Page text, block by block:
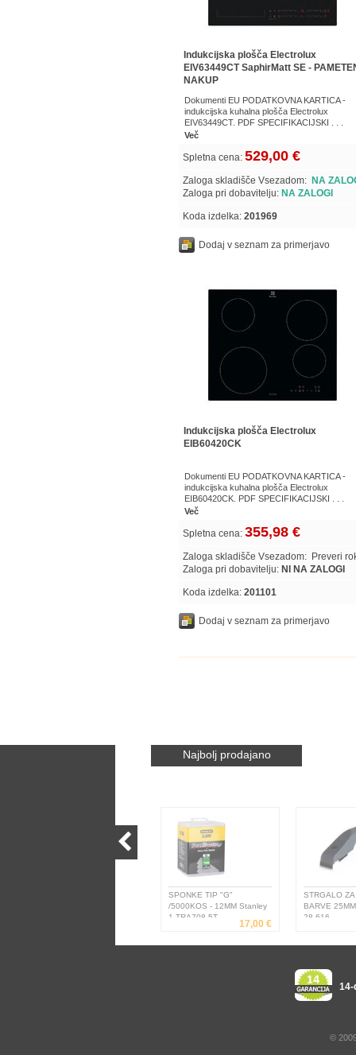
Indukcijska plošča Electrolux
EIV63449CT SaphirMatt SE -
NAKUP
Dokumenti EU PODATKOVNA KARTICA -
indukcijska kuhalna plošča Electrolux
EIV63449CT. PDF SPECIFIKACIJSKI . . .
Več
Spletna cena: 529,00 €
Zaloga skladišče Vsezadom: NA
Zaloga pri dobavitelju: NA ZALOGI
Koda izdelka: 201969
Dodaj v seznam za primerjavo
Indukcijska plošča Electrolux
EIB60420CK
Dokumenti EU PODATKOVNA KARTICA -
indukcijska kuhalna plošča Electrolux
EIB60420CK. PDF SPECIFIKACIJSKI . . .
Več
Spletna cena: 355,98 €
Zaloga skladišče Vsezadom: Preveri
Zaloga pri dobavitelju: NI NA ZALOGI
Koda izdelka: 201101
Dodaj v seznam za primerjavo
Najbolj prodajano
SPONKE TIP "G"
/5000KOS - 12MM Stanley
1-TRA708-5T
17,00 €
STRGALO
BARVE
28-616
14-
©